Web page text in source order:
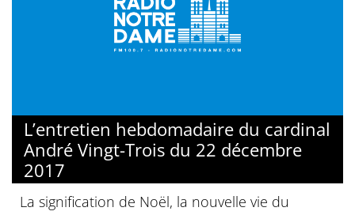
L’entretien hebdomadaire du cardinal
André Vingt-Trois du 22 décembre
2017
La signification de Noël, la nouvelle vie du